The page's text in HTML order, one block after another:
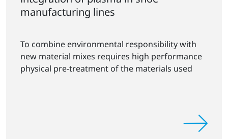
manufacturing lines
To combine environmental responsibility with
new material mixes requires high performance
physical pre-treatment of the materials used